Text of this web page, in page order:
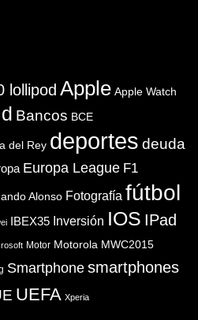
lollipod Apple Apple Watch
Bancos BCE
del Rey deportes deuda
Europa League F1
Alonso Fotografía fútbol
IBEX35 Inversión IOS IPad
Motor Motorola MWC2015
Smartphone smartphones
UEFA Xperia